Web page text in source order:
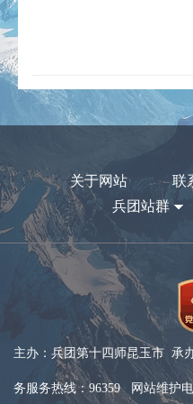
关于网站 联
兵团站群
主办：兵团第十四师昆玉市 承
务服务热线：96359 网站维护电